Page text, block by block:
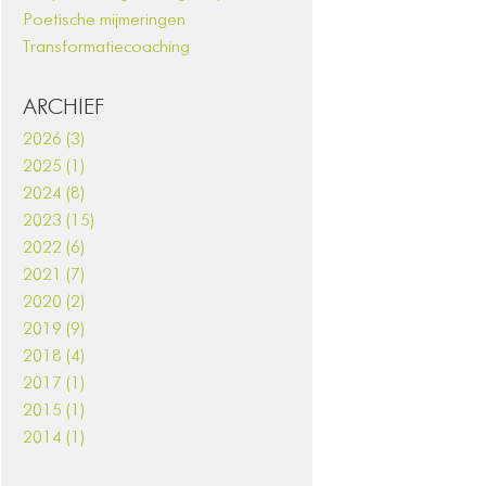
Poetische mijmeringen
Transformatiecoaching
ARCHIEF
2026 (3)
2025 (1)
2024 (8)
2023 (15)
2022 (6)
2021 (7)
2020 (2)
2019 (9)
2018 (4)
2017 (1)
2015 (1)
2014 (1)